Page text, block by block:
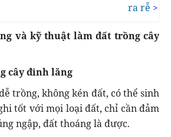
ra rễ >
và kỹ thuật làm đất trồng cây
cây đinh lăng
trồng, không kén đất, có thể sinh
tốt với mọi loại đất, chỉ cần đảm
ngập, đất thoáng là được.